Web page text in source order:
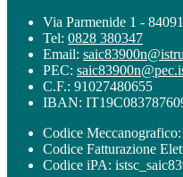
Via Parmenide 1 -
Tel: 0828 380347
Email:
PEC:
C.F.: 91027480655
IBAN:
Codice
Codice Fatturazione
Codice iPA: